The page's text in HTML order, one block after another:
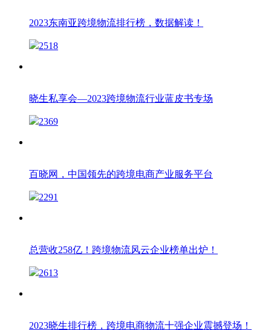
2023东南亚跨境物流排行榜，数据解读！
2518
晓生私享会—2023跨境物流行业蓝皮书专场
2369
百晓网，中国领先的跨境电商产业服务平台
2291
总营收258亿！跨境物流风云企业榜单出炉！
2613
2023晓生排行榜，跨境电商物流十强企业震撼登场！